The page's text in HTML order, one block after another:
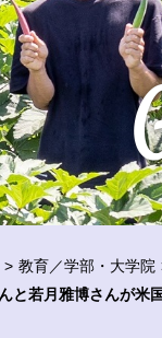
教育／学部・大学院
と若月雅博さんが